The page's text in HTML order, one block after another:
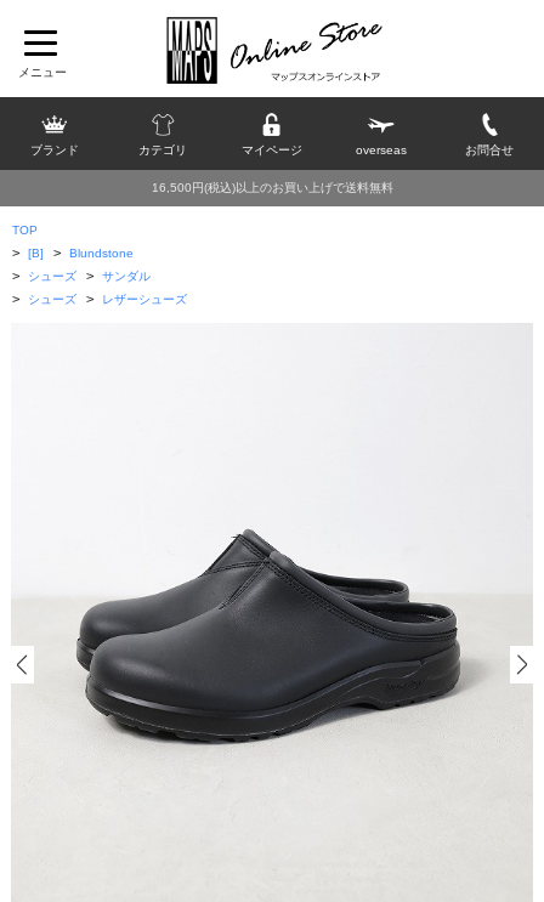
ブランド カテゴリ マイページ overseas お問合せ
16,500円(税込)以上のお買い上げで送料無料
TOP
> [B] > Blundstone
> シューズ > サンダル
> シューズ > レザーシューズ